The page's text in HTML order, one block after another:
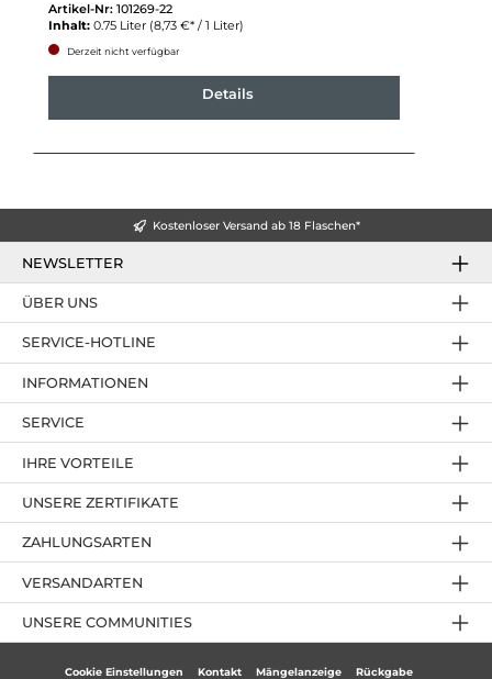
Artikel-Nr: 101269-22
Inhalt: 0.75 Liter (8,73 €* / 1 Liter)
Derzeit nicht verfügbar
Details
Kostenloser Versand ab 18 Flaschen*
NEWSLETTER
SERVICE-HOTLINE
IHRE VORTEILE
ZAHLUNGSARTEN
ÜBER UNS
UNSERE ZERTIFIKATE
INFORMATIONEN
SERVICE
UNSERE COMMUNITIES
VERSANDARTEN
Cookie Einstellungen Kontakt Mängelanzeige Rückgabe